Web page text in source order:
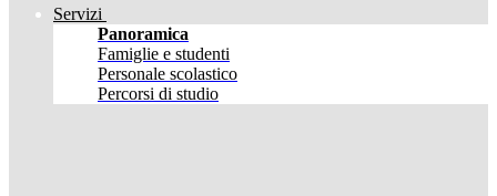
Servizi
Panoramica
Famiglie e studenti
Personale scolastico
Percorsi di studio